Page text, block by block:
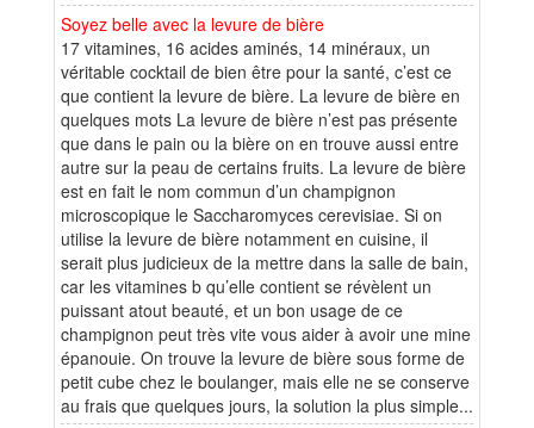
Soyez belle avec la levure de bière
17 vitamines, 16 acides aminés, 14 minéraux, un
véritable cocktail de bien être pour la santé, c’est ce
que contient la levure de bière. La levure de bière en
quelques mots La levure de bière n’est pas présente
que dans le pain ou la bière on en trouve aussi entre
autre sur la peau de certains fruits. La levure de bière
est en fait le nom commun d’un champignon
microscopique le Saccharomyces cerevisiae. Si on
utilise la levure de bière notamment en cuisine, il
serait plus judicieux de la mettre dans la salle de bain,
car les vitamines b qu’elle contient se révèlent un
puissant atout beauté, et un bon usage de ce
champignon peut très vite vous aider à avoir une mine
épanouie. On trouve la levure de bière sous forme de
petit cube chez le boulanger, mais elle ne se conserve
au frais que quelques jours, la solution la plus simple...